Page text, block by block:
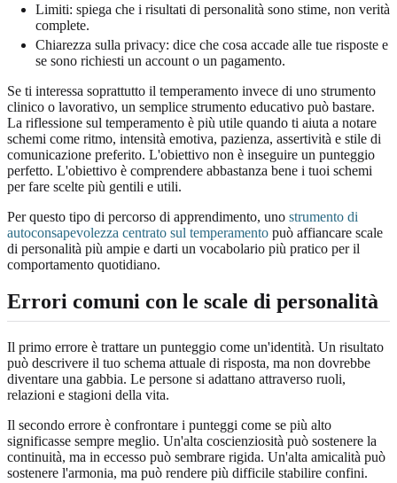
Limiti: spiega che i risultati di personalità sono stime, non verità
complete.
Chiarezza sulla privacy: dice che cosa accade alle tue risposte e
se sono richiesti un account o un pagamento.
Se ti interessa soprattutto il temperamento invece di uno strumento
clinico o lavorativo, un semplice strumento educativo può bastare.
La riflessione sul temperamento è più utile quando ti aiuta a notare
schemi come ritmo, intensità emotiva, pazienza, assertività e stile di
comunicazione preferito. L'obiettivo non è inseguire un punteggio
perfetto. L'obiettivo è comprendere abbastanza bene i tuoi schemi
per fare scelte più gentili e utili.
Per questo tipo di percorso di apprendimento, uno strumento di
autoconsapevolezza centrato sul temperamento può affiancare scale
di personalità più ampie e darti un vocabolario più pratico per il
comportamento quotidiano.
Errori comuni con le scale di personalità
Il primo errore è trattare un punteggio come un'identità. Un risultato
può descrivere il tuo schema attuale di risposta, ma non dovrebbe
diventare una gabbia. Le persone si adattano attraverso ruoli,
relazioni e stagioni della vita.
Il secondo errore è confrontare i punteggi come se più alto
significasse sempre meglio. Un'alta coscienziosità può sostenere la
continuità, ma in eccesso può sembrare rigida. Un'alta amicalità può
sostenere l'armonia, ma può rendere più difficile stabilire confini.